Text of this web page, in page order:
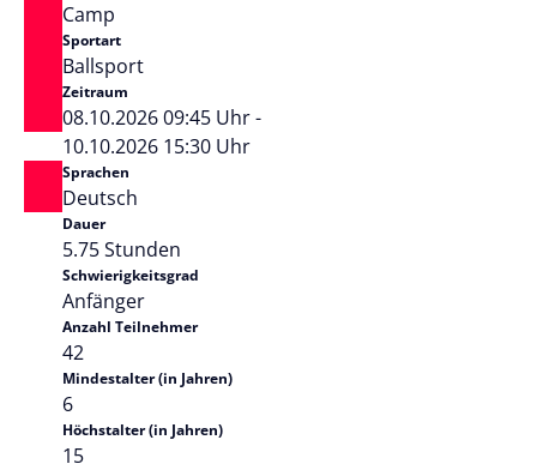
Camp
Sportart
Ballsport
Zeitraum
08.10.2026 09:45 Uhr -
10.10.2026 15:30 Uhr
Sprachen
Deutsch
Dauer
5.75 Stunden
Schwierigkeitsgrad
Anfänger
Anzahl Teilnehmer
42
Mindestalter (in Jahren)
6
Höchstalter (in Jahren)
15